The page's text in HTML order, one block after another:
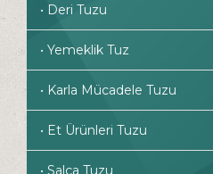
• Deri Tuzu
• Yemeklik Tuz
• Karla Mücadele Tuzu
• Et Ürünleri Tuzu
• Salça Tuzu